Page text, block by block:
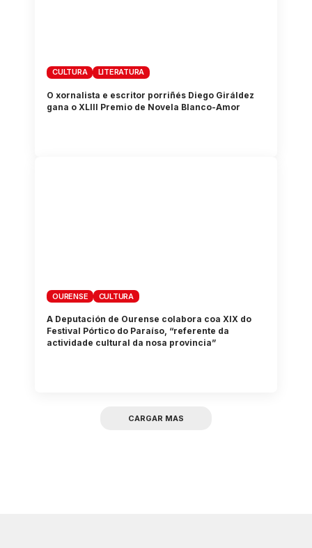
CULTURA LITERATURA
O xornalista e escritor porriñés Diego Giráldez
gana o XLIII Premio de Novela Blanco-Amor
OURENSE CULTURA
A Deputación de Ourense colabora coa XIX do
Festival Pórtico do Paraíso, “referente da
actividade cultural da nosa provincia”
CARGAR MAS